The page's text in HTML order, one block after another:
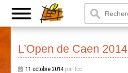
L’Open de Caen 2014
11 octobre 2014 par tcc